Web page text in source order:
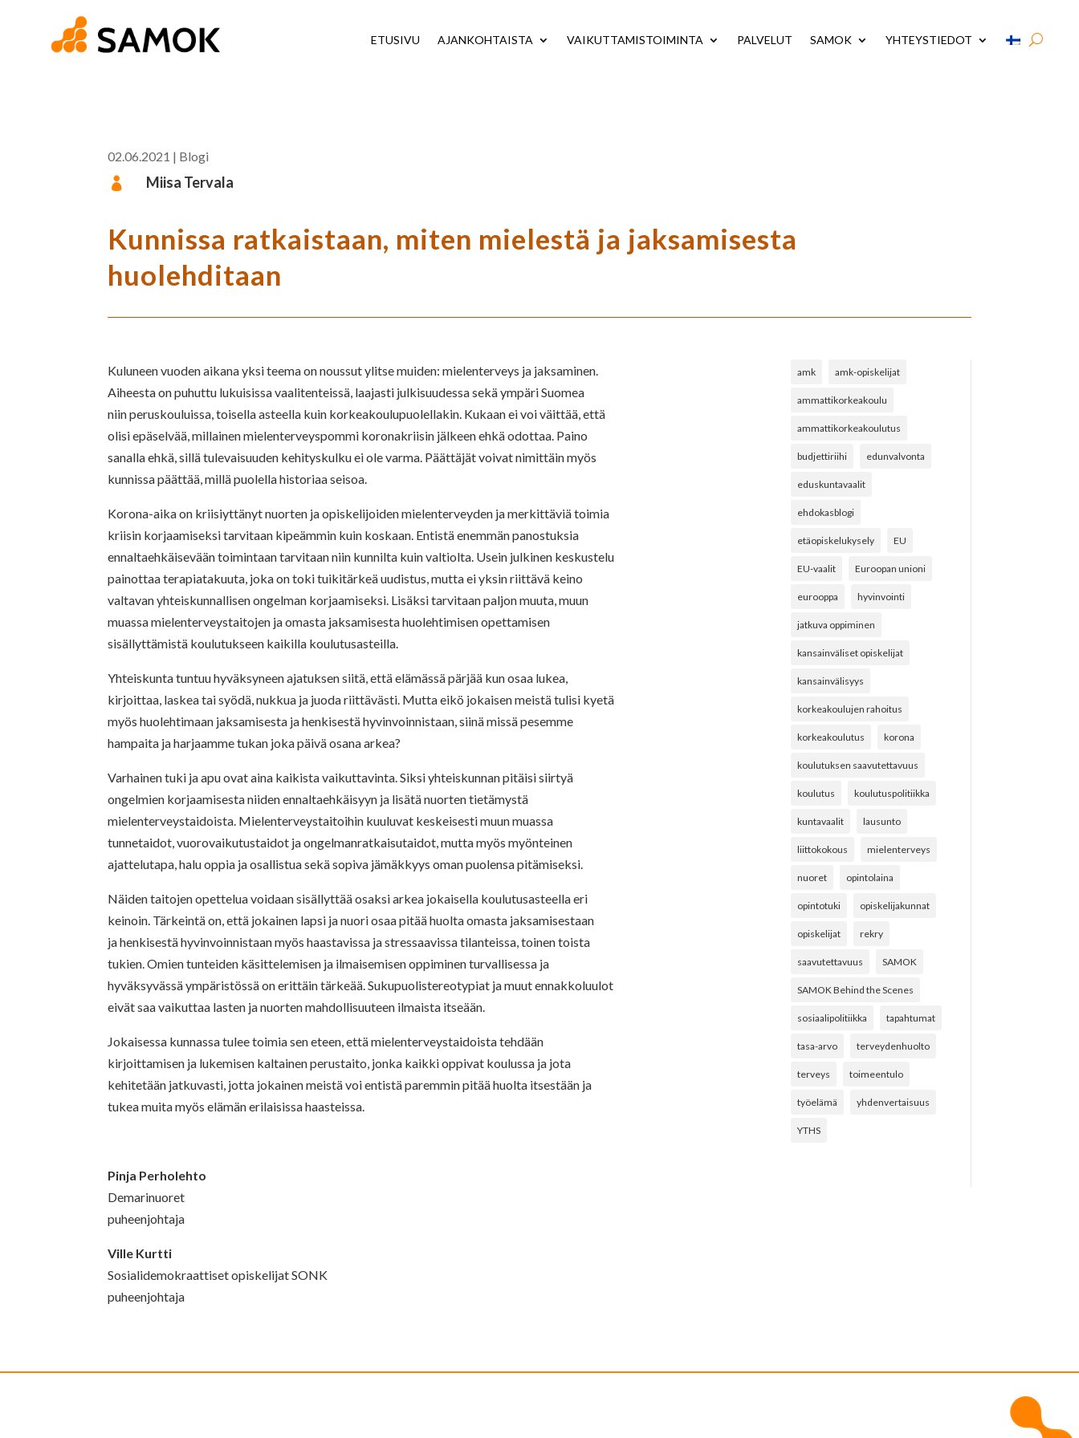
ETUSIVU AJANKOHTAISTA VAIKUTTAMISTOIMINTA PALVELUT SAMOK YHTEYSTIEDOT
02.06.2021 | Blogi
 Miisa Tervala
Kunnissa ratkaistaan, miten mielestä ja jaksamisesta
huolehditaan
Kuluneen vuoden aikana yksi teema on noussut ylitse muiden: mielenterveys ja jaksaminen.
Aiheesta on puhuttu lukuisissa vaalitenteissä, laajasti julkisuudessa sekä ympäri Suomea
niin peruskouluissa, toisella asteella kuin korkeakoulupuolellakin. Kukaan ei voi väittää, että
olisi epäselvää, millainen mielenterveyspommi koronakriisin jälkeen ehkä odottaa. Paino
sanalla ehkä, sillä tulevaisuuden kehityskulku ei ole varma. Päättäjät voivat nimittäin myös
kunnissa päättää, millä puolella historiaa seisoa.
Korona-aika on kriisiyttänyt nuorten ja opiskelijoiden mielenterveyden ja merkittäviä toimia
kriisin korjaamiseksi tarvitaan kipeämmin kuin koskaan. Entistä enemmän panostuksia
ennaltaehkäisevään toimintaan tarvitaan niin kunnilta kuin valtiolta. Usein julkinen keskustelu
painottaa terapiatakuuta, joka on toki tuikitärkeä uudistus, mutta ei yksin riittävä keino
valtavan yhteiskunnallisen ongelman korjaamiseksi. Lisäksi tarvitaan paljon muuta, muun
muassa mielenterveystaitojen ja omasta jaksamisesta huolehtimisen opettamisen
sisällyttämistä koulutukseen kaikilla koulutusasteilla.
Yhteiskunta tuntuu hyväksyneen ajatuksen siitä, että elämässä pärjää kun osaa lukea,
kirjoittaa, laskea tai syödä, nukkua ja juoda riittävästi. Mutta eikö jokaisen meistä tulisi kyetä
myös huolehtimaan jaksamisesta ja henkisestä hyvinvoinnistaan, siinä missä pesemme
hampaita ja harjaamme tukan joka päivä osana arkea?
Varhainen tuki ja apu ovat aina kaikista vaikuttavinta. Siksi yhteiskunnan pitäisi siirtyä
ongelmien korjaamisesta niiden ennaltaehkäisyyn ja lisätä nuorten tietämystä
mielenterveystaidoista. Mielenterveystaitoihin kuuluvat keskeisesti muun muassa
tunnetaidot, vuorovaikutustaidot ja ongelmanratkaisutaidot, mutta myös myönteinen
ajattelutapa, halu oppia ja osallistua sekä sopiva jämäkkyys oman puolensa pitämiseksi.
Näiden taitojen opettelua voidaan sisällyttää osaksi arkea jokaisella koulutusasteella eri
keinoin. Tärkeintä on, että jokainen lapsi ja nuori osaa pitää huolta omasta jaksamisestaan
ja henkisestä hyvinvoinnistaan myös haastavissa ja stressaavissa tilanteissa, toinen toista
tukien. Omien tunteiden käsittelemisen ja ilmaisemisen oppiminen turvallisessa ja
hyväksyvässä ympäristössä on erittäin tärkeää. Sukupuolistereotypiat ja muut ennakkoluulot
eivät saa vaikuttaa lasten ja nuorten mahdollisuuteen ilmaista itseään.
Jokaisessa kunnassa tulee toimia sen eteen, että mielenterveystaidoista tehdään
kirjoittamisen ja lukemisen kaltainen perustaito, jonka kaikki oppivat koulussa ja jota
kehitetään jatkuvasti, jotta jokainen meistä voi entistä paremmin pitää huolta itsestään ja
tukea muita myös elämän erilaisissa haasteissa.
Pinja Perholehto
Demarinuoret
puheenjohtaja
Ville Kurtti
Sosialidemokraattiset opiskelijat SONK
puheenjohtaja
amk amk-opiskelijat
ammattikorkeakoulu
ammattikorkeakoulutus
budjettiriihi edunvalvonta
eduskuntavaalit
ehdokasblogi
etäopiskelukysely EU
EU-vaalit Euroopan unioni
eurooppa hyvinvointi
jatkuva oppiminen
kansainväliset opiskelijat
kansainvälisyys
korkeakoulujen rahoitus
korkeakoulutus korona
koulutuksen saavutettavuus
koulutus koulutuspolitiikka
kuntavaalit lausunto
liittokokous mielenterveys
nuoret opintolaina
opintotuki opiskelijakunnat
opiskelijat rekry
saavutettavuus SAMOK
SAMOK Behind the Scenes
sosiaalipolitiikka tapahtumat
tasa-arvo terveydenhuolto
terveys toimeentulo
työelämä yhdenvertaisuus
YTHS